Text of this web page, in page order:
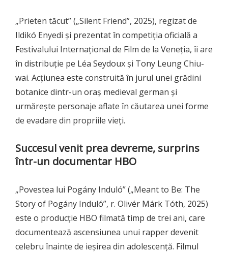
„Prieten tăcut” („Silent Friend”, 2025), regizat de
Ildikó Enyedi și prezentat în competiția oficială a
Festivalului Internațional de Film de la Veneția, îi are
în distribuție pe Léa Seydoux și Tony Leung Chiu-
wai. Acțiunea este construită în jurul unei grădini
botanice dintr-un oraș medieval german și
urmărește personaje aflate în căutarea unei forme
de evadare din propriile vieți.
Succesul venit prea devreme, surprins
într-un documentar HBO
„Povestea lui Pogány Induló” („Meant to Be: The
Story of Pogány Induló”, r. Olivér Márk Tóth, 2025)
este o producție HBO filmată timp de trei ani, care
documentează ascensiunea unui rapper devenit
celebru înainte de ieșirea din adolescență. Filmul